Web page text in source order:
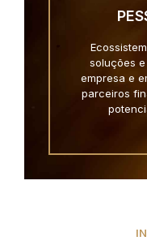
soluções
empresa e
parceiros